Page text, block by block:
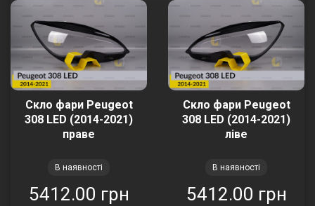
Скло фари Peugeot
308 LED (2014-2021)
праве
В наявності
5412.00 грн
Скло фари Peugeot
308 LED (2014-2021)
ліве
В наявності
5412.00 грн